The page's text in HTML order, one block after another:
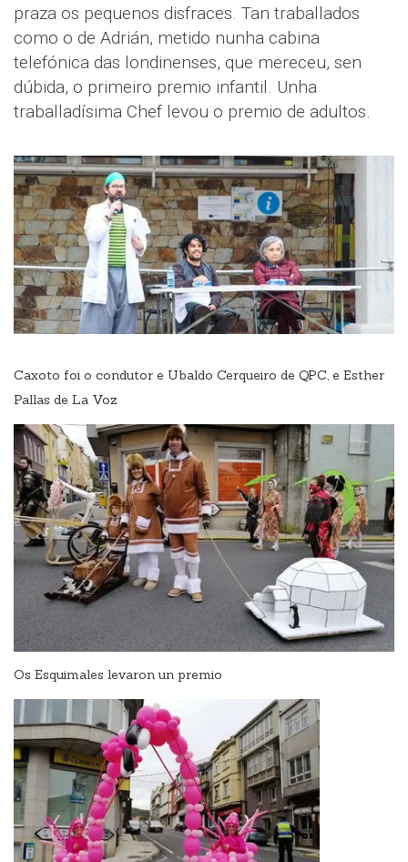
praza os pequenos disfraces. Tan traballados
como o de Adrián, metido nunha cabina
telefónica das londinenses, que mereceu, sen
dúbida, o primeiro premio infantil. Unha
traballadísima Chef levou o premio de adultos.
Caxoto foi o condutor e Ubaldo Cerqueiro de QPC, e Esther
Pallas de La Voz
Os Esquimales levaron un premio